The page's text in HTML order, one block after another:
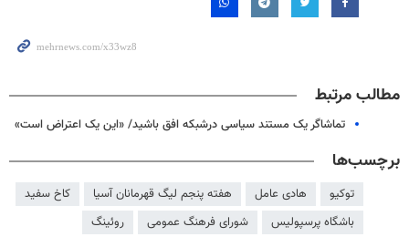
مطالب مرتبط
تماشاگر یک مستند سیاسی درشبکه افق باشید/ «این یک اعتراض است»
برچسب‌ها
توکیو هادی عامل هفته پنجم لیگ قهرمانان آسیا
کاخ سفید
باشگاه پرسپولیس
شورای فرهنگ عمومی
روئینگ